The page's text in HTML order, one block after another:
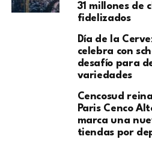
31 millones de
fidelizados
Día de la
celebra con
desafío para
variedades
Cencosud
Paris Cenco
marca una
tiendas por